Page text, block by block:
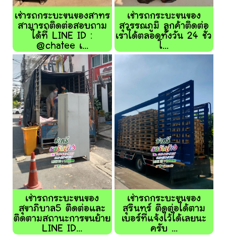
เช่ารถกระบะขนของสาทร
สามารถติดต่อสอบถาม
ได้ที่ LINE ID :
@chatee เ...
เช่ารถกระบะขนของ
สุวรรณภูมิ ลูกค้าติดต่อ
เราได้ตลอดทั้งวัน 24 ชั่ว
โ...
เช่ารถกระบะขนของ
สุขาภิบาล5 ติดต่อและ
ติดตามสถานะการขนย้าย
LINE ID...
เช่ารถกระบะขนของ
สุรินทร์ ติดต่อได้ตาม
เบอร์ที่แจ้งไว้ได้เลยนะ
ครับ ...